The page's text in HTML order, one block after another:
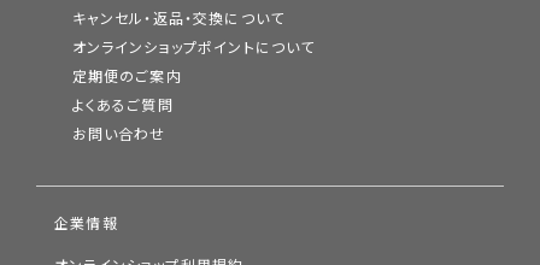
キャンセル・返品・交換について
オンラインショップポイントについて
定期便のご案内
よくあるご質問
お問い合わせ
企業情報